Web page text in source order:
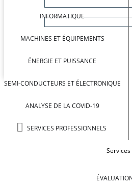
INFORMATIQUE
MACHINES ET ÉQUIPEMENTS
ÉNERGIE ET PUISSANCE
SEMI-CONDUCTEURS ET ÉLECTRONIQUE
ANALYSE DE LA COVID-19
SERVICES PROFESSIONNELS
Services